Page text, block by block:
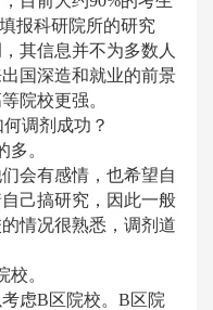
报科研院所的研究
其信息并不为多数人
国深造和就业的前景
院校更强。
。
会有感情，也希望自
己搞研究，因此一般
情况很熟悉，调剂道
。
虑B区院校。B区院